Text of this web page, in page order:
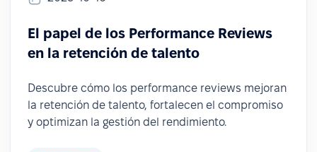
El papel de los Performance Reviews
en la retención de talento
Descubre cómo los performance reviews mejoran
la retención de talento, fortalecen el compromiso
y optimizan la gestión del rendimiento.